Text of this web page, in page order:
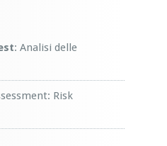
: Analisi delle
Risk